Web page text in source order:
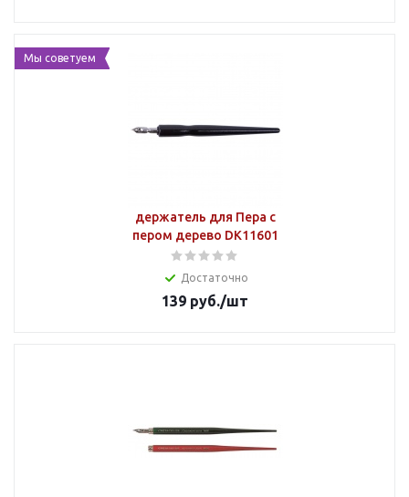
Мы советуем
держатель для Пера с
пером дерево DK11601
Достаточно
139 руб./шт